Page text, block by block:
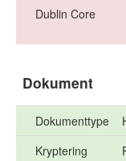
Dublin Core
Dokument
Dokumenttype
Kryptering